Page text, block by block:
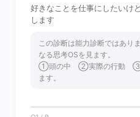
好きなことを仕事にしたいけ
します
この診断は能力診断ではあり
なる思考OSを見ます。
①頭の中 ②実際の行動 ③
ます。